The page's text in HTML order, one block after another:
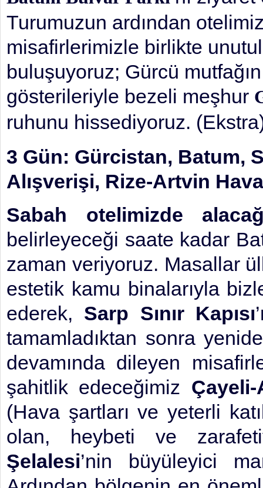
Turumuzun ardından
misafirlerimizle birlikte
buluşuyoruz; Gürcü
gösterileriyle bezeli meşhur
ruhunu hissediyoruz.
3 Gün: Gürcistan, Batum,
Alışverişi, Rize-Artvin
Sabah otelimizde
belirleyeceği saate kadar
zaman veriyoruz. Masallar
estetik kamu binalarıyla
ederek, Sarp Sınır Kapısı
tamamladıktan sonra
devamında dileyen
şahitlik edeceğimiz
(Hava şartları ve yeterli
olan, heybeti ve
Şelalesi’nin büyüleyici